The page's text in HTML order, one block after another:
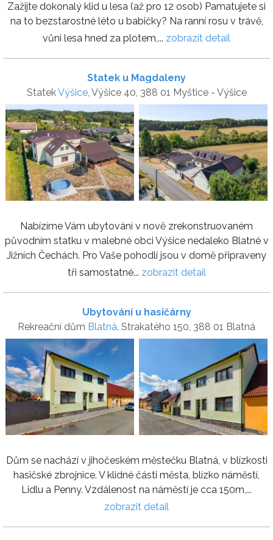
Zažijte dokonalý klid u lesa (až pro 12 osob) Pamatujete si
na to bezstarostné léto u babičky? Na ranní rosu v trávě,
vůni lesa hned za plotem,... zobrazit detail
Statek u Magdaleny
StatekVýšice, Výšice 40, 388 01 Myštice - Výšice
Nabízíme Vám ubytování v nově zrekonstruovaném
původním statku v malebné obci Výšice nedaleko Blatné v
Jižních Čechách. Pro Vaše pohodlí jsou v domě připraveny
tři samostatné... zobrazit detail
Ubytování u hasičárny
Rekreační dům Blatná, Strakatého 150, 388 01 Blatná
Dům se nachází v jihočeském městečku Blatná, v blízkosti
hasičské zbrojnice. V klidné části města, blízko náměstí,
Lidlu a Penny. Vzdálenost na náměstí je cca 150m,...
zobrazit detail